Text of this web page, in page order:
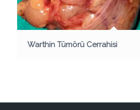
Warthin Tümörü Cerrahisi